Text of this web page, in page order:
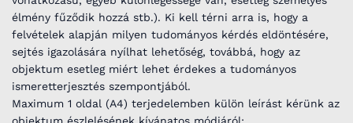
élmény fűződik hozzá stb.). Ki kell térni arra is, hogy a
felvételek alapján milyen tudományos kérdés eldöntésére,
sejtés igazolására nyílhat lehetőség, továbbá, hogy az
objektum esetleg miért lehet érdekes a tudományos
ismeretterjesztés szempontjából.
Maximum 1 oldal (A4) terjedelemben külön leírást kérünk az
objektum észlelésének kívánatos módjáról: